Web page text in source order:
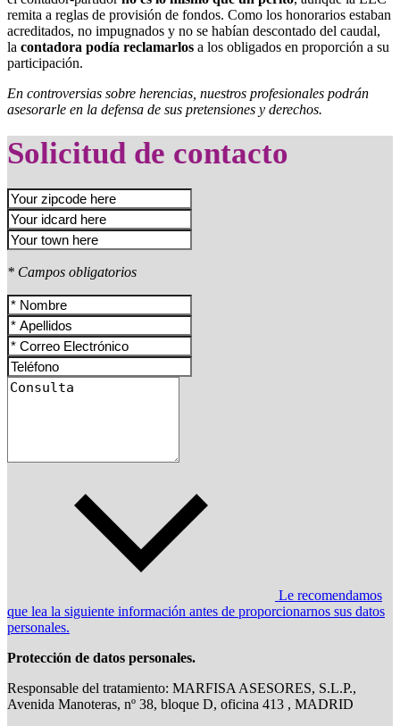
remita a reglas de provisión de fondos. Como los honorarios estaban
acreditados, no impugnados y no se habían descontado del caudal,
la contadora podía reclamarlos a los obligados en proporción a su
participación.
En controversias sobre herencias, nuestros profesionales podrán
asesorarle en la defensa de sus pretensiones y derechos.
Solicitud de contacto
* Campos obligatorios
Le recomendamos
que lea la siguiente información antes de proporcionarnos sus datos
personales.
Protección de datos personales.
Responsable del tratamiento: MARFISA ASESORES, S.L.P.,
Avenida Manoteras, nº 38, bloque D, oficina 413 , MADRID